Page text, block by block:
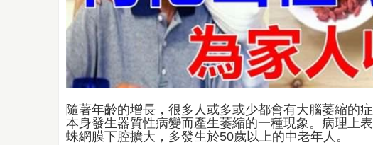
隨著年齡的增長，很多人或多或少都會有大腦萎縮的
本身發生器質性病變而產生萎縮的一種現象。病理上
蛛網膜下腔擴大，多發生於50歲以上的中老年人。